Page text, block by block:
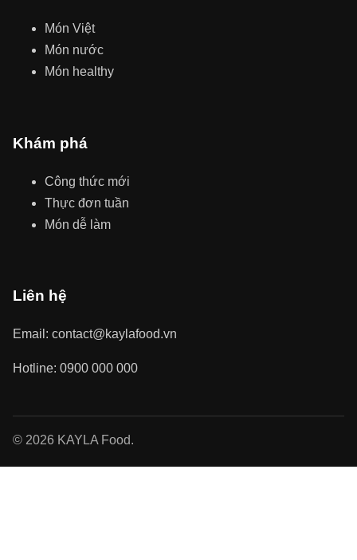
Món Việt
Món nước
Món healthy
Khám phá
Công thức mới
Thực đơn tuần
Món dễ làm
Liên hệ
Email: contact@kaylafood.vn
Hotline: 0900 000 000
© 2026 KAYLA Food.